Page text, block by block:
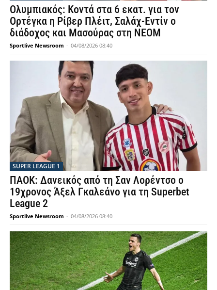
Ολυμπιακός: Κοντά στα 6 εκατ. για τον
Ορτέγκα η Ρίβερ Πλέιτ, Σαλάχ-Εντίν ο
διάδοχος και Μασούρας στη ΝΕΟΜ
Sportlive Newsroom - 04/08/2026 08:40
SUPER LEAGUE 1
ΠΑΟΚ: Δανεικός από τη Σαν Λορέντσο ο
19χρονος Άξελ Γκαλεάνο για τη Superbet
League 2
Sportlive Newsroom - 04/08/2026 08:40